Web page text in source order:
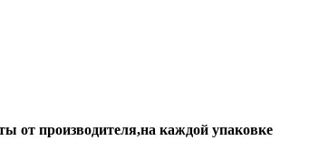
от производителя,на каждой упаковке